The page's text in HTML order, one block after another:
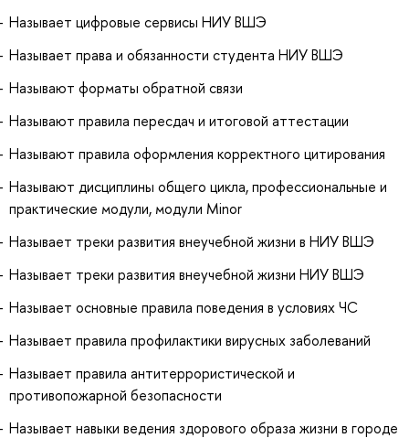
Называет цифровые сервисы НИУ ВШЭ
Называет права и обязанности студента НИУ ВШЭ
Называют форматы обратной связи
Называют правила пересдач и итоговой аттестации
Называют правила оформления корректного цитирования
Называют дисциплины общего цикла, профессиональные и
практические модули, модули Minor
Называет треки развития внеучебной жизни в НИУ ВШЭ
Называет треки развития внеучебной жизни НИУ ВШЭ
Называет основные правила поведения в условиях ЧС
Называет правила профилактики вирусных заболеваний
Называет правила антитеррористической и
противопожарной безопасности
Называет навыки ведения здорового образа жизни в городе